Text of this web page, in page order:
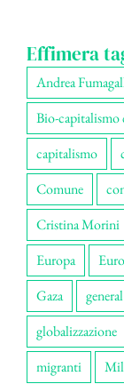
Effimera
Andrea
Bio-
capitalismo
Comune
Cristina Morini
Europa
Gaza
globalizzazione
migranti